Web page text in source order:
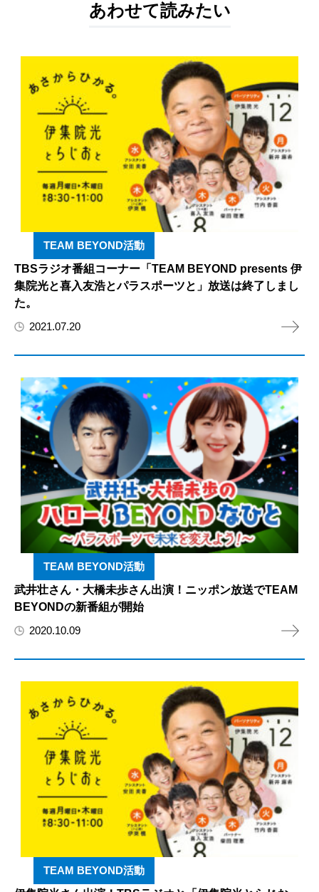
あわせて読みたい
TEAM BEYOND活動
TBSラジオ番組コーナー「TEAM BEYOND presents 伊
集院光と喜入友浩とパラスポーツと」放送は終了しまし
た。
2021.07.20
TEAM BEYOND活動
武井壮さん・大橋未歩さん出演！ニッポン放送でTEAM
BEYONDの新番組が開始
2020.10.09
TEAM BEYOND活動